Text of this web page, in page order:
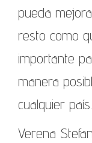
pueda
resto como
importante
manera
cualquier país.
Verena